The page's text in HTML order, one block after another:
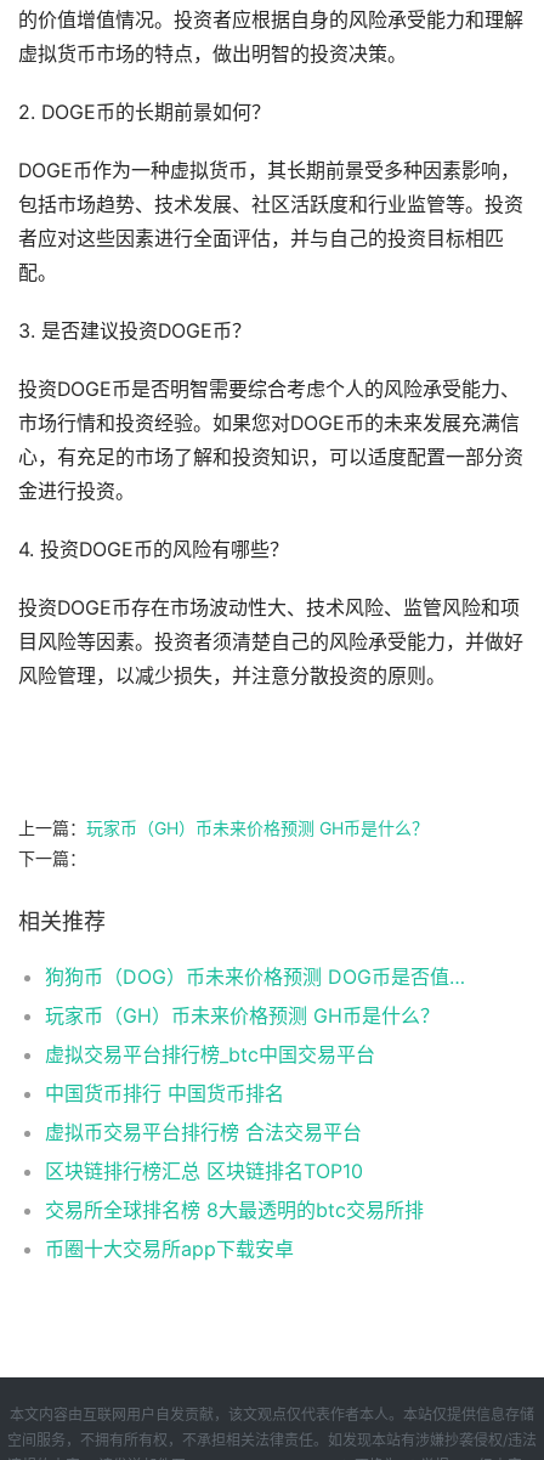
的价值增值情况。投资者应根据自身的风险承受能力和理解
虚拟货币市场的特点，做出明智的投资决策。
2. DOGE币的长期前景如何？
DOGE币作为一种虚拟货币，其长期前景受多种因素影响，
包括市场趋势、技术发展、社区活跃度和行业监管等。投资
者应对这些因素进行全面评估，并与自己的投资目标相匹
配。
3. 是否建议投资DOGE币？
投资DOGE币是否明智需要综合考虑个人的风险承受能力、
市场行情和投资经验。如果您对DOGE币的未来发展充满信
心，有充足的市场了解和投资知识，可以适度配置一部分资
金进行投资。
4. 投资DOGE币的风险有哪些？
投资DOGE币存在市场波动性大、技术风险、监管风险和项
目风险等因素。投资者须清楚自己的风险承受能力，并做好
风险管理，以减少损失，并注意分散投资的原则。
上一篇： 玩家币（GH）币未来价格预测 GH币是什么？
下一篇：
相关推荐
狗狗币（DOG）币未来价格预测 DOG币是否值得投资？
玩家币（GH）币未来价格预测 GH币是什么？
虚拟交易平台排行榜_btc中国交易平台
中国货币排行 中国货币排名
虚拟币交易平台排行榜 合法交易平台
区块链排行榜汇总 区块链排名TOP10
交易所全球排名榜 8大最透明的btc交易所排
币圈十大交易所app下载安卓
本文内容由互联网用户自发贡献，该文观点仅代表作者本人。本站仅提供信息存储
空间服务，不拥有所有权，不承担相关法律责任。如发现本站有涉嫌抄袭侵权/违法